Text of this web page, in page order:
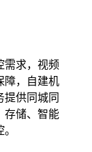
需求，视频
障，自建机
提供同城同
存储、智能